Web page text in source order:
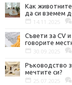
Как
да си вземем
14.11.2025
Съвети за CV
говорите
30.09.2025
Ръководство
мечтите си?
25.07.2025